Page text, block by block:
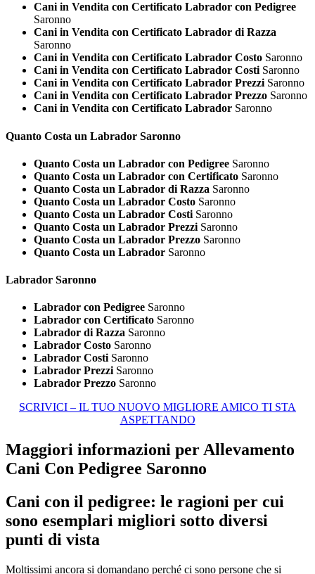
Cani in Vendita con Certificato Labrador con Pedigree
Saronno
Cani in Vendita con Certificato Labrador di Razza
Saronno
Cani in Vendita con Certificato Labrador Costo Saronno
Cani in Vendita con Certificato Labrador Costi Saronno
Cani in Vendita con Certificato Labrador Prezzi Saronno
Cani in Vendita con Certificato Labrador Prezzo Saronno
Cani in Vendita con Certificato Labrador Saronno
Quanto Costa un Labrador Saronno
Quanto Costa un Labrador con Pedigree Saronno
Quanto Costa un Labrador con Certificato Saronno
Quanto Costa un Labrador di Razza Saronno
Quanto Costa un Labrador Costo Saronno
Quanto Costa un Labrador Costi Saronno
Quanto Costa un Labrador Prezzi Saronno
Quanto Costa un Labrador Prezzo Saronno
Quanto Costa un Labrador Saronno
Labrador Saronno
Labrador con Pedigree Saronno
Labrador con Certificato Saronno
Labrador di Razza Saronno
Labrador Costo Saronno
Labrador Costi Saronno
Labrador Prezzi Saronno
Labrador Prezzo Saronno
SCRIVICI – IL TUO NUOVO MIGLIORE AMICO TI STA
ASPETTANDO
Maggiori informazioni per Allevamento
Cani Con Pedigree Saronno
Cani con il pedigree: le ragioni per cui
sono esemplari migliori sotto diversi
punti di vista
Moltissimi ancora si domandano perché ci sono persone che si